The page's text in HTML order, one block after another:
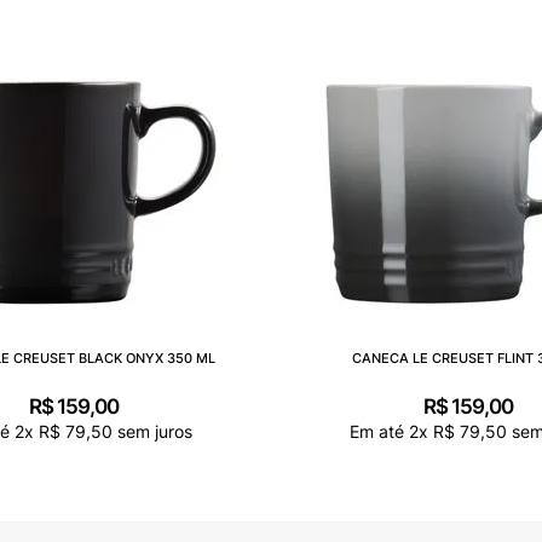
CREUSET BLACK ONYX 350 ML
R$ 159,00
2x R$ 79,50 sem juros
CANECA LE CREUSET FLINT
R$ 159,00
Em até 2x R$ 79,50